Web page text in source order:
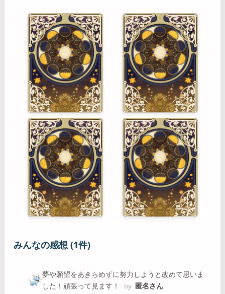
みんなの感想 (1件)
夢や願望をあきらめずに努力しようと改めて思いま
した！頑張って見ます！
by 匿名さん